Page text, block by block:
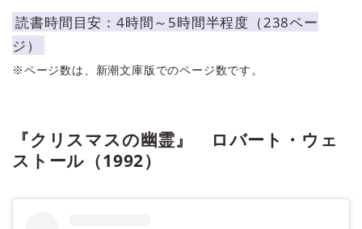
読書時間目安：4時間～5時間半程度（238ペー
ジ）
※ページ数は、新潮文庫版でのページ数です。
『クリスマスの幽霊』 ロバート・ウェ
ストール（1992）